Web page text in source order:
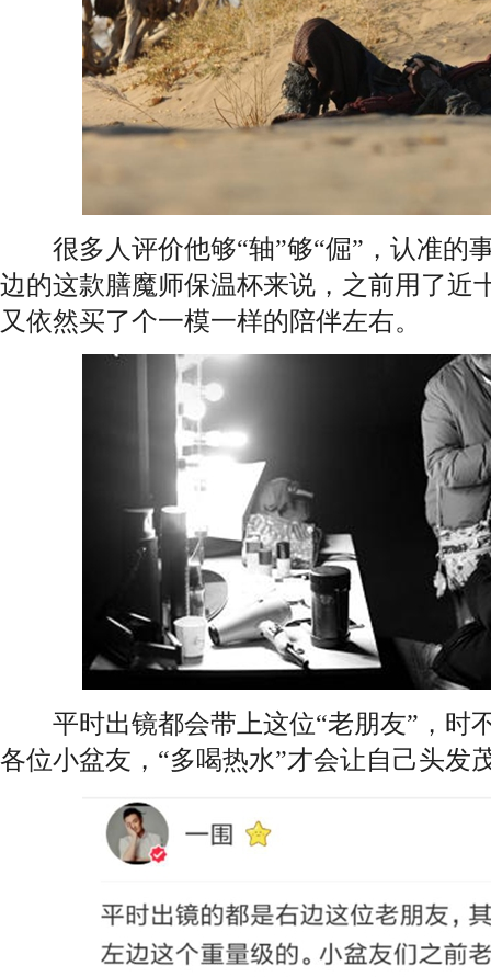
很多人评价他够“轴”够“倔”，认准的
边的这款膳魔师保温杯来说，之前用了近
又依然买了个一模一样的陪伴左右。
平时出镜都会带上这位“老朋友”，时
各位小盆友，“多喝热水”才会让自己头发